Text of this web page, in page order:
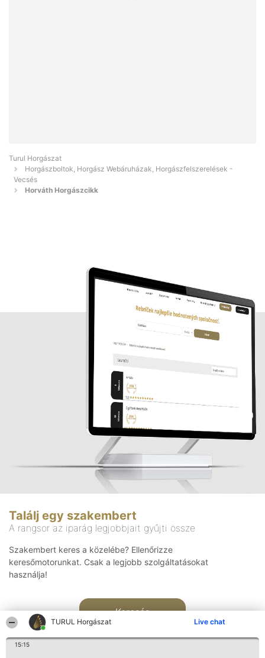
TURUL Horgászat Live chat
15:15
Turul Horgászat
Horgászboltok, Horgász Webáruházak, Horgászfelszerelések -
Vecsés
Horváth Horgászcikk
Találj egy szakembert
A rangsor az iparág legjobbjait gyűjti össze
Szakembert keres a közelébe? Ellenőrizze
keresőmotorunkat. Csak a legjobb szolgáltatásokat
használja!
Keresés